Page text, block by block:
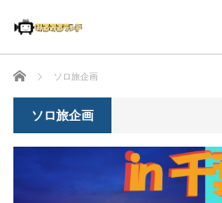
ホーム ソロ旅企画
ソロ旅企画